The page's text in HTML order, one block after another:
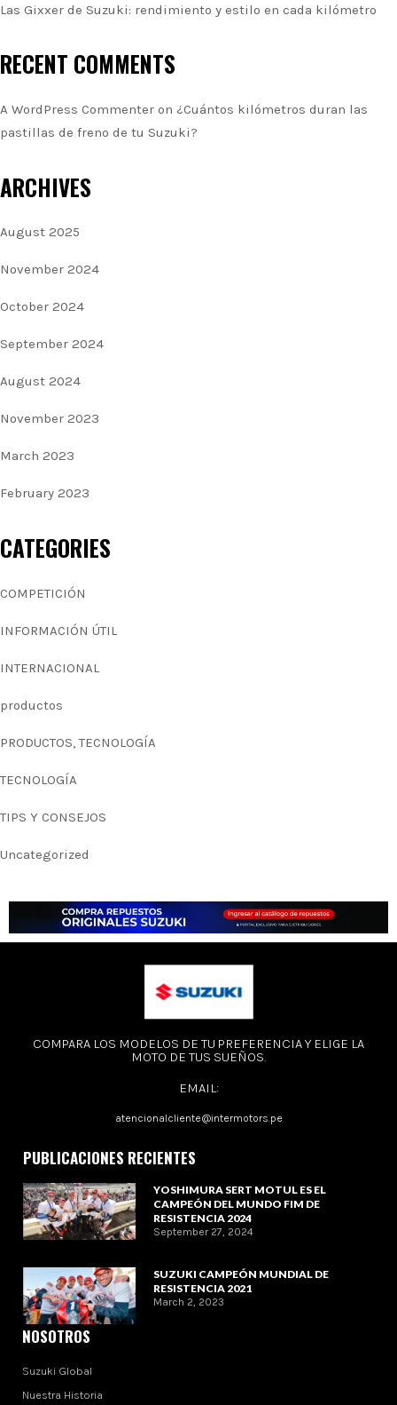
Las Gixxer de Suzuki: rendimiento y estilo en cada kilómetro
RECENT COMMENTS
A WordPress Commenter on ¿Cuántos kilómetros duran las
pastillas de freno de tu Suzuki?
ARCHIVES
August 2025
November 2024
October 2024
September 2024
August 2024
November 2023
March 2023
February 2023
CATEGORIES
COMPETICIÓN
INFORMACIÓN ÚTIL
INTERNACIONAL
productos
PRODUCTOS, TECNOLOGÍA
TECNOLOGÍA
TIPS Y CONSEJOS
Uncategorized
COMPARA LOS MODELOS DE TU PREFERENCIA Y ELIGE LA
MOTO DE TUS SUEÑOS.
EMAIL:
atencionalcliente@intermotors.pe
PUBLICACIONES RECIENTES
YOSHIMURA SERT MOTUL ES EL
CAMPEÓN DEL MUNDO FIM DE
RESISTENCIA 2024
September 27, 2024
SUZUKI CAMPEÓN MUNDIAL DE
RESISTENCIA 2021
March 2, 2023
NOSOTROS
Suzuki Global
Nuestra Historia